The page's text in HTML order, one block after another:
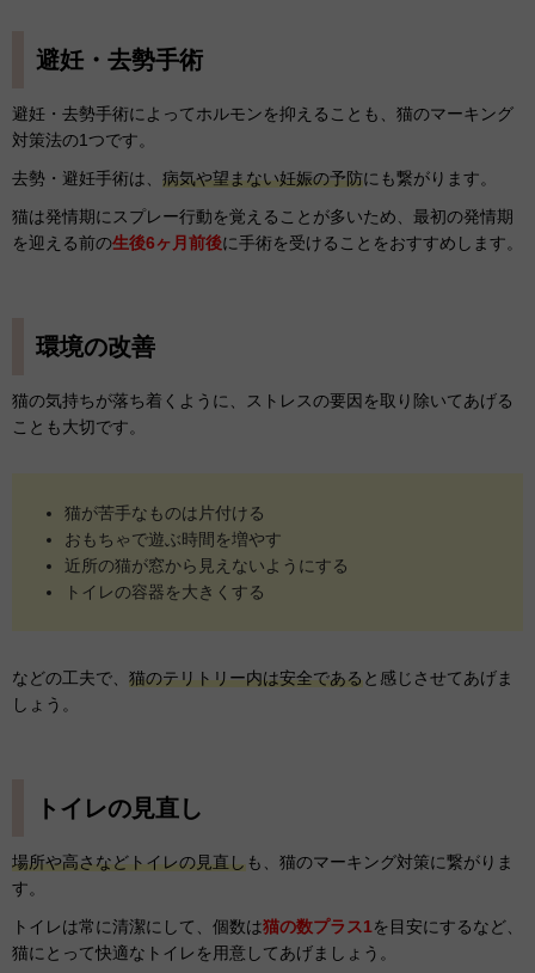
避妊・去勢手術
避妊・去勢手術によってホルモンを抑えることも、猫のマーキング
対策法の1つです。
去勢・避妊手術は、 病気や望まない妊娠の予防にも繋がります。
猫は発情期にスプレー行動を覚えることが多いため、最初の発情期
を迎える前の生後6ヶ月前後に手術を受けることをおすすめします。
環境の改善
猫の気持ちが落ち着くように、ストレスの要因を取り除いてあげる
ことも大切です。
猫が苦手なものは片付ける
おもちゃで遊ぶ時間を増やす
近所の猫が窓から見えないようにする
トイレの容器を大きくする
などの工夫で、 猫のテリトリー内は安全であると感じさせてあげま
しょう。
トイレの見直し
場所や高さなどトイレの見直しも、猫のマーキング対策に繋がりま
す。
トイレは常に清潔にして、個数は猫の数プラス1を目安にするなど、
猫にとって快適なトイレを用意してあげましょう。